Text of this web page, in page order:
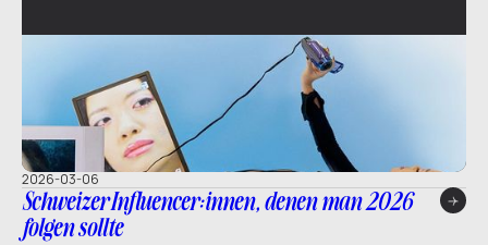
2026-03-06
Schweizer Influencer:innen, denen man 2026
folgen sollte